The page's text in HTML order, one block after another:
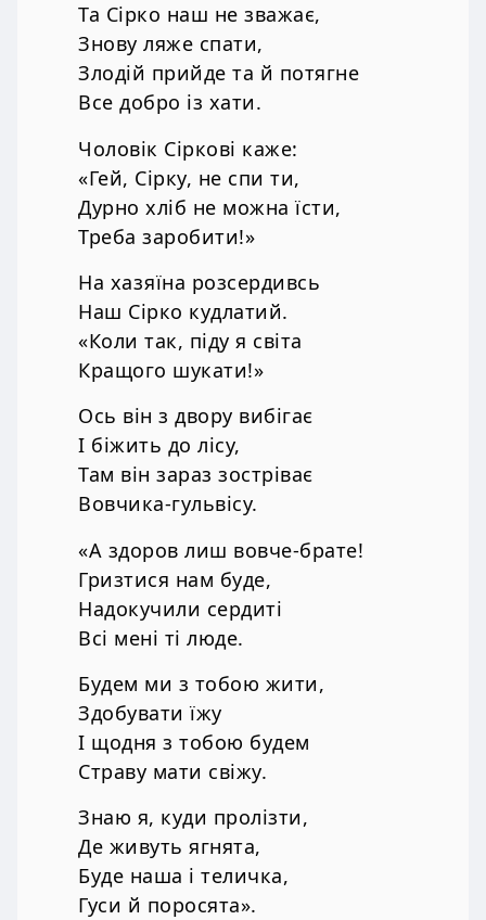
Та Сірко наш не зважає,
Знову ляже спати,
Злодій прийде та й потягне
Все добро із хати.
Чоловік Сіркові каже:
«Гей, Сірку, не спи ти,
Дурно хліб не можна їсти,
Треба заробити!»
На хазяїна розсердивсь
Наш Сірко кудлатий.
«Коли так, піду я світа
Кращого шукати!»
Ось він з двору вибігає
І біжить до лісу,
Там він зараз зостріває
Вовчика-гульвісу.
«А здоров лиш вовче-брате!
Гризтися нам буде,
Надокучили сердиті
Всі мені ті люде.
Будем ми з тобою жити,
Здобувати їжу
І щодня з тобою будем
Страву мати свіжу.
Знаю я, куди пролізти,
Де живуть ягнята,
Буде наша і теличка,
Гуси й поросята».